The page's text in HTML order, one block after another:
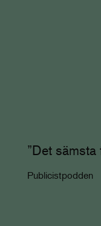
”Det sämsta
Publicistpodden